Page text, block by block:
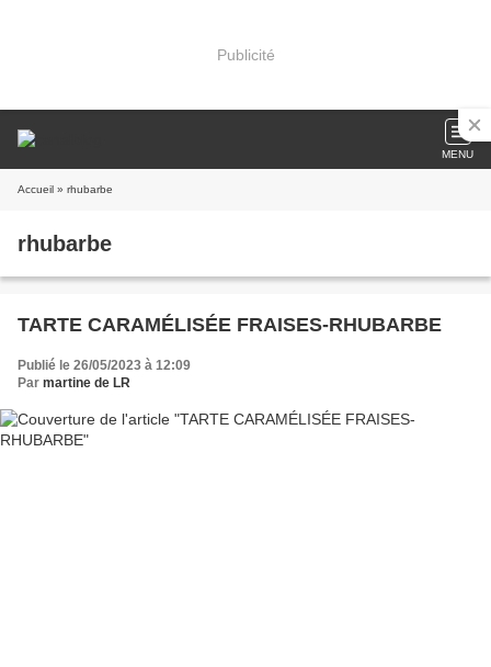
Publicité
MENU
Accueil » rhubarbe
rhubarbe
TARTE CARAMÉLISÉE FRAISES-RHUBARBE
Publié le 26/05/2023 à 12:09
Par martine de LR